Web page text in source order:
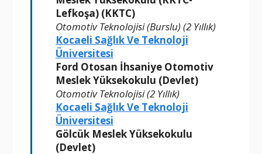
Lefkoşa) (KKTC)
Otomotiv Teknolojisi (Burslu) (2 Yıllık)
Kocaeli Sağlık Ve Teknoloji
Üniversitesi
Ford Otosan İhsaniye Otomotiv
Meslek Yüksekokulu (Devlet)
Otomotiv Teknolojisi (2 Yıllık)
Kocaeli Sağlık Ve Teknoloji
Üniversitesi
Gölcük Meslek Yüksekokulu
(Devlet)